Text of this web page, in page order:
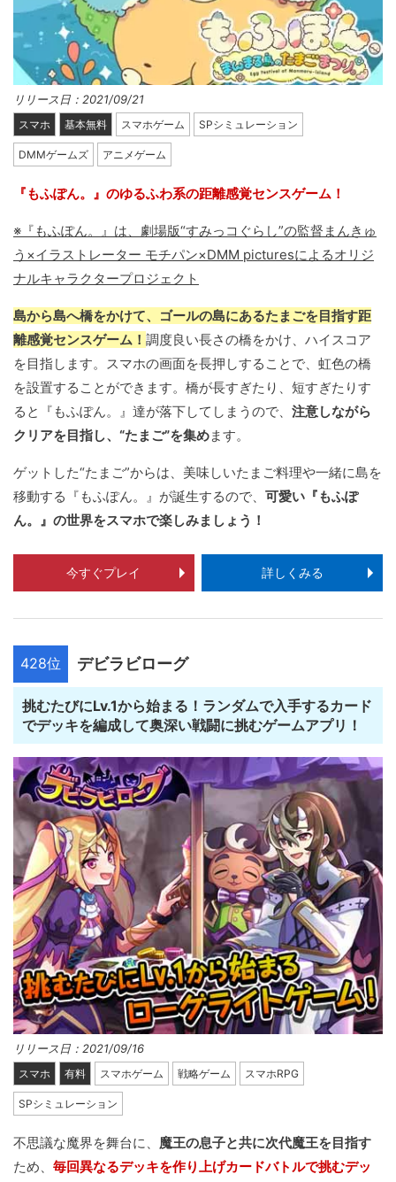
リリース日：2021/09/21
スマホ 基本無料 スマホゲーム SPシミュレーション
DMMゲームズ アニメゲーム
『もふぽん。』のゆるふわ系の距離感覚センスゲーム！
※『もふぽん。』は、劇場版“すみっコぐらし”の監督まんきゅ
う×イラストレーター モチパン×DMM picturesによるオリジ
ナルキャラクタープロジェクト
島から島へ橋をかけて、ゴールの島にあるたまごを目指す距
離感覚センスゲーム！ 調度良い長さの橋をかけ、ハイスコア
を目指します。スマホの画面を長押しすることで、虹色の橋
を設置することができます。橋が長すぎたり、短すぎたりす
ると『もふぽん。』達が落下してしまうので、 注意しながら
クリアを目指し、“たまご”を集めます。
ゲットした“たまご”からは、美味しいたまご料理や一緒に島を
移動する『もふぽん。』が誕生するので、 可愛い『もふぽ
ん。』の世界をスマホで楽しみましょう！
今すぐプレイ 詳しくみる
428位 デビラビローグ
挑むたびにLv.1から始まる！ランダムで入手するカード
でデッキを編成して奥深い戦闘に挑むゲームアプリ！
リリース日：2021/09/16
スマホ 有料 スマホゲーム 戦略ゲーム スマホRPG
SPシミュレーション
不思議な魔界を舞台に、 魔王の息子と共に次代魔王を目指す
ため、 毎回異なるデッキを作り上げカードバトルで挑むデッ